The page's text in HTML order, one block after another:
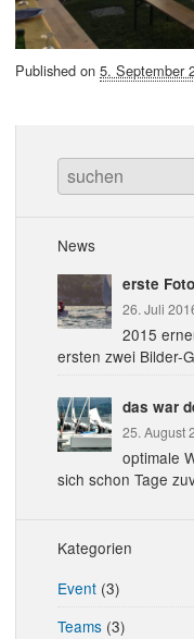
Published on 5. September
Search
for:
News
erste
26. Juli
2015
ersten zwei Bilder-
das war
25. August
optimale
sich schon Tage
Kategorien
Event(3)
Teams(3)